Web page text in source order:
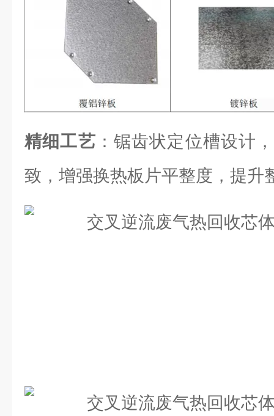
精细工艺 ：锯齿状定位槽设计
致，增强换热板片平整度，提升